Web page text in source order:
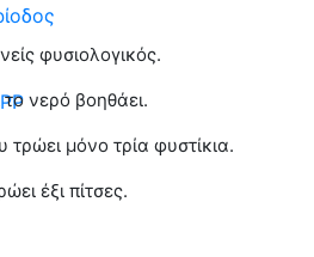
φυσιολογικός.
το νερό βοηθάει.
μόνο τρία φυστίκια.
έξι πίτσες.